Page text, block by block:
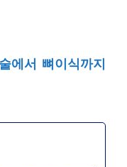
에서 뼈이식까지